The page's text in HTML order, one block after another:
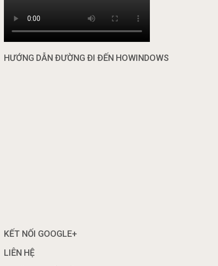
HƯỚNG DẪN ĐƯỜNG ĐI ĐẾN HOWINDOWS
KẾT NỐI GOOGLE+
LIÊN HỆ